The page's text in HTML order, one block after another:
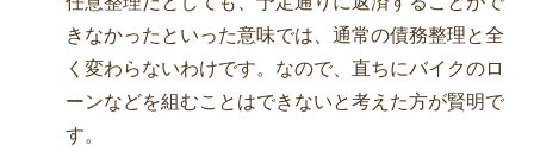
きなかったといった意味では、通常の債務整理と全
く変わらないわけです。なので、直ちにバイクのロ
ーンなどを組むことはできないと考えた方が賢明で
す。